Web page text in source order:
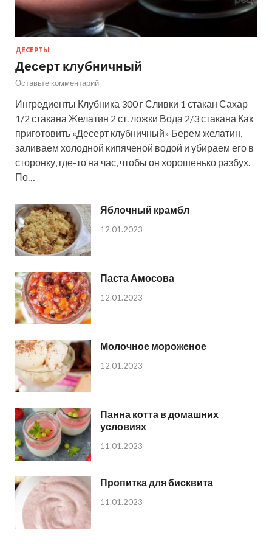
ДЕСЕРТЫ
Десерт клубничный
Оставьте комментарий
Ингредиенты Клубника 300 г Сливки 1 стакан Сахар
1/2 стакана Желатин 2 ст. ложки Вода 2/3 стакана Как
приготовить «Десерт клубничный» Берем желатин,
заливаем холодной кипяченой водой и убираем его в
сторонку, где-то на час, чтобы он хорошенько разбух.
По…
Яблочный крамбл
12.01.2023
Паста Амосова
12.01.2023
Молочное мороженое
12.01.2023
Панна котта в домашних
условиях
11.01.2023
Пропитка для бисквита
11.01.2023